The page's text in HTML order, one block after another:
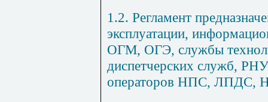
1.2. Регламент
эксплуатации,
ОГМ, ОГЭ, службы
диспетчерских служб,
операторов НПС, ЛПДС,